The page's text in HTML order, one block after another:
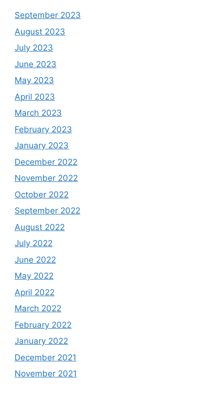
September 2023
August 2023
July 2023
June 2023
May 2023
April 2023
March 2023
February 2023
January 2023
December 2022
November 2022
October 2022
September 2022
August 2022
July 2022
June 2022
May 2022
April 2022
March 2022
February 2022
January 2022
December 2021
November 2021